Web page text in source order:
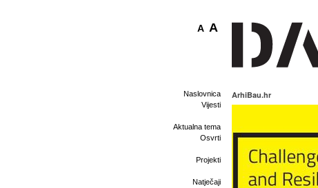
A A
Naslovnica
Vijesti
Aktualna tema
Osvrti
Projekti
Natječaji
ArhiBau.hr